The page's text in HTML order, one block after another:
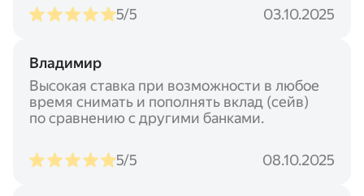
5/5 03.10.2025
Владимир
Высокая ставка при возможности в любое
время снимать и пополнять вклад (сейв)
по сравнению с другими банками.
5/5 08.10.2025